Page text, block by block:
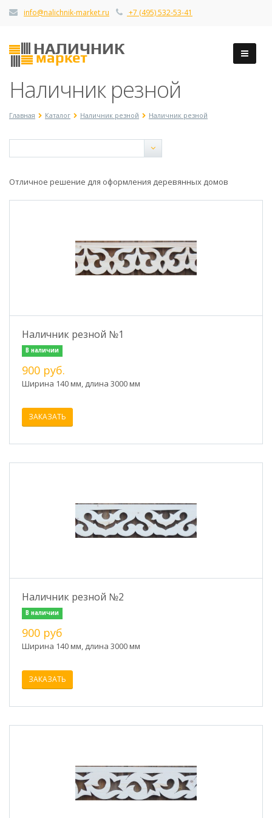
info@nalichnik-market.ru +7 (495) 532-53-41
Наличник резной
Главная Каталог Наличник резной Наличник резной
Отличное решение для оформления деревянных домов
Наличник резной №1
В наличии
900 руб.
Ширина 140 мм, длина 3000 мм
ЗАКАЗАТЬ
Наличник резной №2
В наличии
900 руб
Ширина 140 мм, длина 3000 мм
ЗАКАЗАТЬ